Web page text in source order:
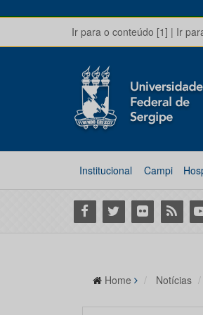
Ir para o conteúdo [1] | Ir
Institucional Campi
Facebook
Twitter Flickr RSS
Home Notícias